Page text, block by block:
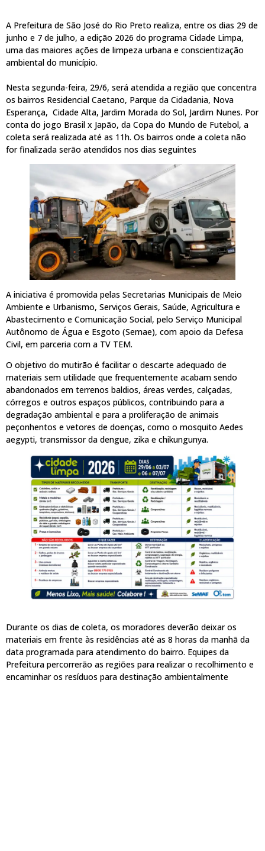
A Prefeitura de São José do Rio Preto realiza, entre os dias 29 de
junho e 7 de julho, a edição 2026 do programa Cidade Limpa,
uma das maiores ações de limpeza urbana e conscientização
ambiental do município.
Nesta segunda-feira, 29/6, será atendida a região que concentra
os bairros Residencial Caetano, Parque da Cidadania, Nova
Esperança, Cidade Alta, Jardim Morada do Sol, Jardim Nunes. Por
conta do jogo Brasil x Japão, da Copa do Mundo de Futebol, a
coleta será realizada até as 11h. Os bairros onde a coleta não
for finalizada serão atendidos nos dias seguintes
A iniciativa é promovida pelas Secretarias Municipais de Meio
Ambiente e Urbanismo, Serviços Gerais, Saúde, Agricultura e
Abastecimento e Comunicação Social, pelo Serviço Municipal
Autônomo de Água e Esgoto (Semae), com apoio da Defesa
Civil, em parceria com a TV TEM.
O objetivo do mutirão é facilitar o descarte adequado de
materiais sem utilidade que frequentemente acabam sendo
abandonados em terrenos baldios, áreas verdes, calçadas,
córregos e outros espaços públicos, contribuindo para a
degradação ambiental e para a proliferação de animais
peçonhentos e vetores de doenças, como o mosquito Aedes
aegypti, transmissor da dengue, zika e chikungunya.
Durante os dias de coleta, os moradores deverão deixar os
materiais em frente às residências até as 8 horas da manhã da
data programada para atendimento do bairro. Equipes da
Prefeitura percorrerão as regiões para realizar o recolhimento e
encaminhar os resíduos para destinação ambientalmente